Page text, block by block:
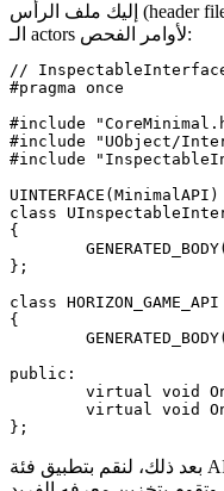
إليك ملف الرأس (header file) للواجهة والذي يوضح كيفية استقبال
الـ actors لأوامر الفحص:
//
#pragma once
#include
#include "UObject/
#include
UINTERFACE(MinimalAPI)
class
{
};
class
{
public: